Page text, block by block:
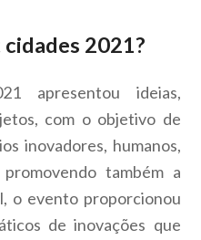
2021?
apresentou ideias,
com o objetivo de
inovadores, humanos,
também a
o evento proporcionou
de inovações que